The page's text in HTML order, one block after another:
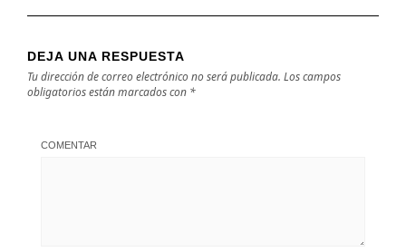
DEJA UNA RESPUESTA
Tu dirección de correo electrónico no será publicada. Los campos
obligatorios están marcados con *
COMENTAR